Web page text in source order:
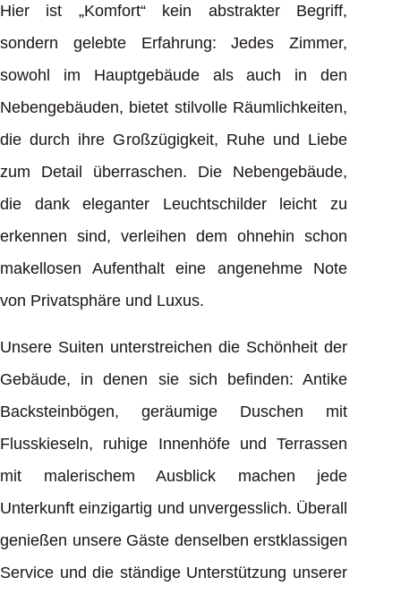
Hier ist „Komfort“ kein abstrakter Begriff,
sondern gelebte Erfahrung: Jedes Zimmer,
sowohl im Hauptgebäude als auch in den
Nebengebäuden, bietet stilvolle Räumlichkeiten,
die durch ihre Großzügigkeit, Ruhe und Liebe
zum Detail überraschen. Die Nebengebäude,
die dank eleganter Leuchtschilder leicht zu
erkennen sind, verleihen dem ohnehin schon
makellosen Aufenthalt eine angenehme Note
von Privatsphäre und Luxus.
Unsere Suiten unterstreichen die Schönheit der
Gebäude, in denen sie sich befinden: Antike
Backsteinbögen, geräumige Duschen mit
Flusskieseln, ruhige Innenhöfe und Terrassen
mit malerischem Ausblick machen jede
Unterkunft einzigartig und unvergesslich. Überall
genießen unsere Gäste denselben erstklassigen
Service und die ständige Unterstützung unserer